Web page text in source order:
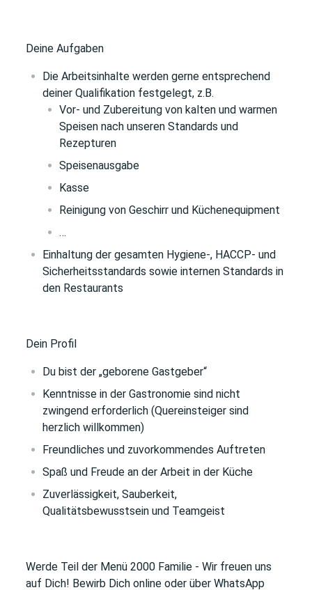
Deine Aufgaben
Die Arbeitsinhalte werden gerne entsprechend
deiner Qualifikation festgelegt, z.B.
Vor- und Zubereitung von kalten und warmen
Speisen nach unseren Standards und
Rezepturen
Speisenausgabe
Kasse
Reinigung von Geschirr und Küchenequipment
…
Einhaltung der gesamten Hygiene-, HACCP- und
Sicherheitsstandards sowie internen Standards in
den Restaurants
Dein Profil
Du bist der „geborene Gastgeber“
Kenntnisse in der Gastronomie sind nicht
zwingend erforderlich (Quereinsteiger sind
herzlich willkommen)
Freundliches und zuvorkommendes Auftreten
Spaß und Freude an der Arbeit in der Küche
Zuverlässigkeit, Sauberkeit,
Qualitätsbewusstsein und Teamgeist
Werde Teil der Menü 2000 Familie - Wir freuen uns
auf Dich! Bewirb Dich online oder über WhatsApp